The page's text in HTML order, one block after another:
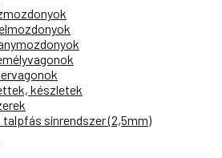
készletek
talpfás sínrendszer (2,5mm)